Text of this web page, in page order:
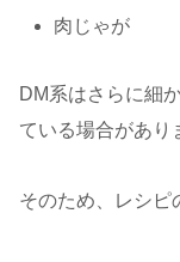
肉じゃが
DM系はさらに細
ている場合があり
そのため、レシピ